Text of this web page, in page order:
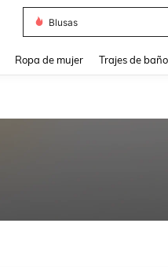
Blusas
Ropa de mujer Trajes de baño